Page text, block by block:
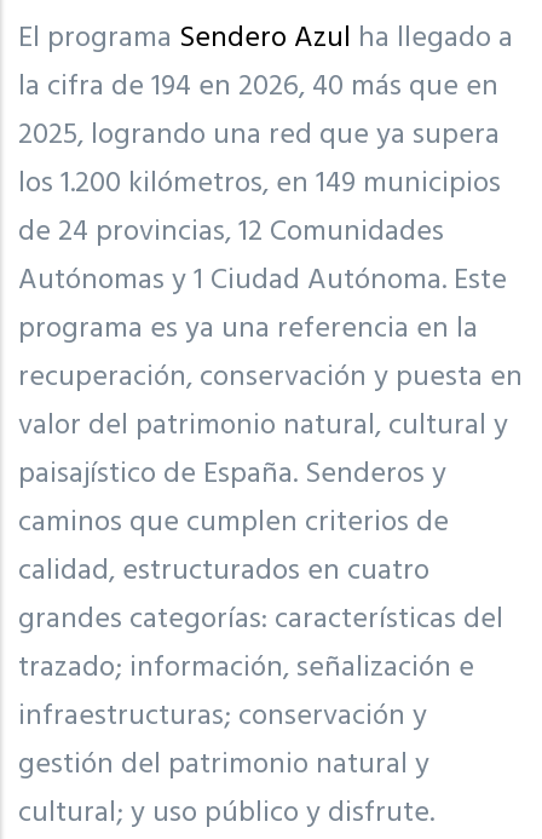
El programa Sendero Azul ha llegado a
la cifra de 194 en 2026, 40 más que en
2025, logrando una red que ya supera
los 1.200 kilómetros, en 149 municipios
de 24 provincias, 12 Comunidades
Autónomas y 1 Ciudad Autónoma. Este
programa es ya una referencia en la
recuperación, conservación y puesta en
valor del patrimonio natural, cultural y
paisajístico de España. Senderos y
caminos que cumplen criterios de
calidad, estructurados en cuatro
grandes categorías: características del
trazado; información, señalización e
infraestructuras; conservación y
gestión del patrimonio natural y
cultural; y uso público y disfrute.